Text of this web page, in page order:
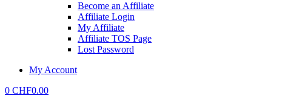
Become an Affiliate
Affiliate Login
My Affiliate
Affiliate TOS Page
Lost Password
My Account
0 CHF0.00